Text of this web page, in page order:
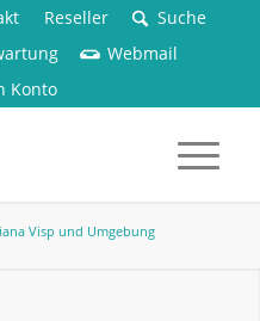
Reseller
Suche
Webmail
Konto
Visp und Umgebung